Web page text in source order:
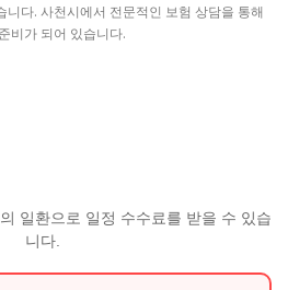
니다. 사천시에서 전문적인 보험 상담을 통해
비가 되어 있습니다.
일환으로 일정 수수료를 받을 수 있습
니다.